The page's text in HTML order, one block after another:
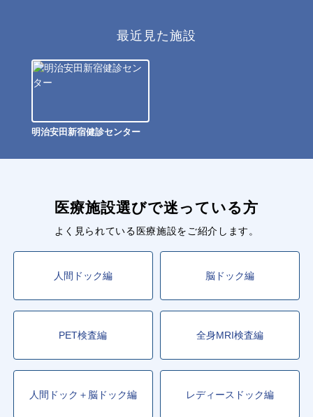
最近見た施設
明治安田新宿健診センター
医療施設選びで迷っている方
よく見られている医療施設をご紹介します。
人間ドック編 脳ドック編
PET検査編 全身MRI検査編
人間ドック＋脳ドック編 レディースドック編